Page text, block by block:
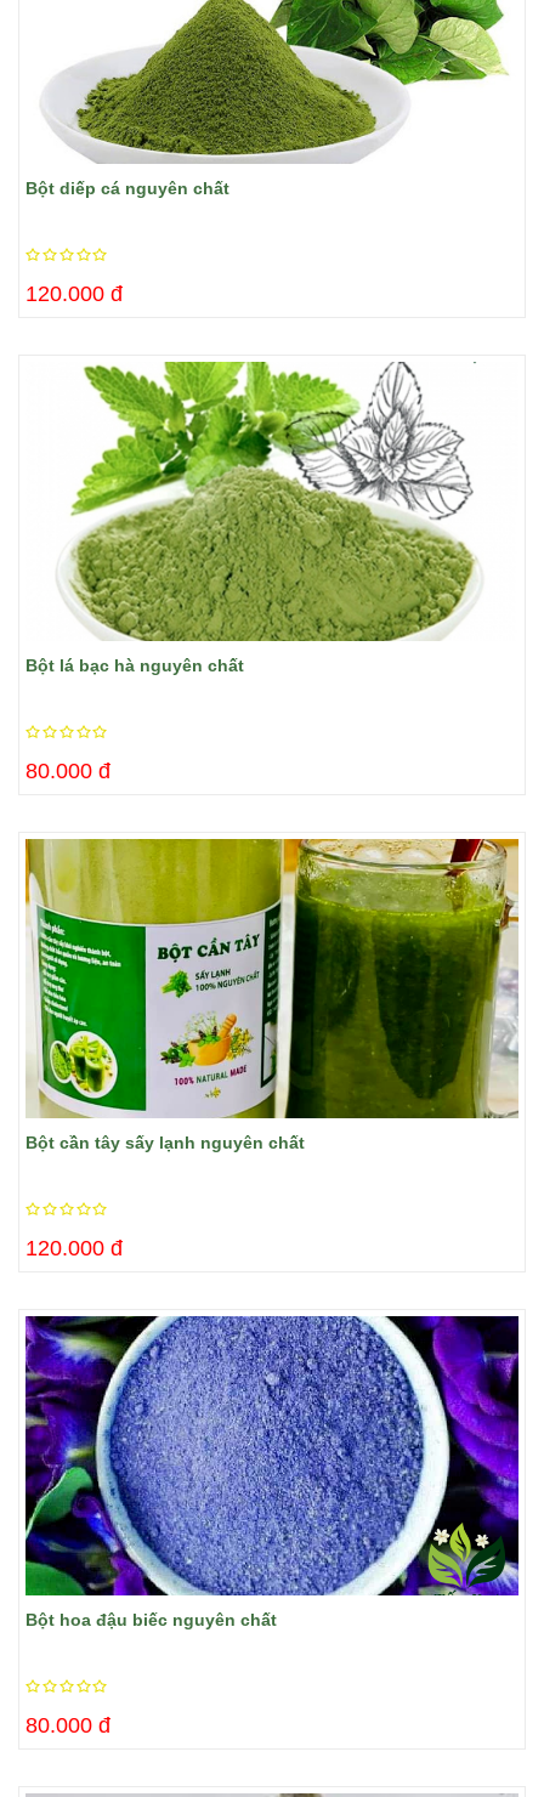
Bột diếp cá nguyên chất
120.000 đ
Bột lá bạc hà nguyên chất
80.000 đ
Bột cần tây sấy lạnh nguyên chất
120.000 đ
Bột hoa đậu biếc nguyên chất
80.000 đ